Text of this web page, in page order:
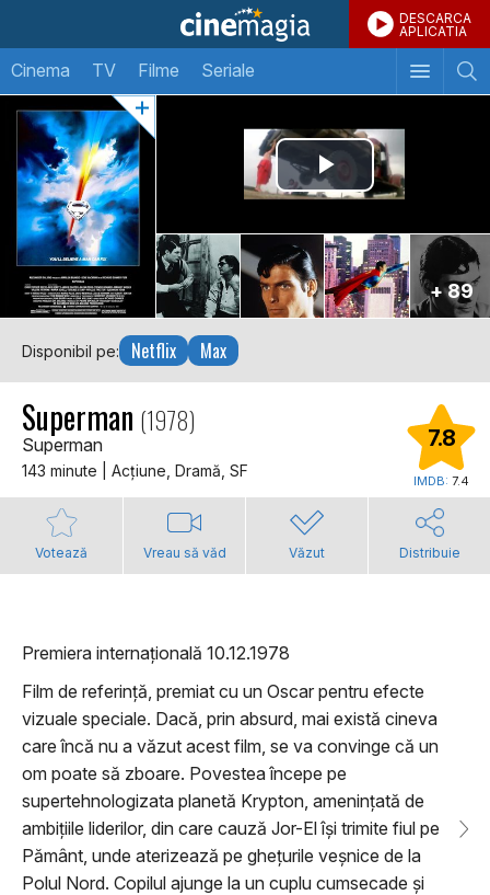
DESCARCA
APLICATIA
Cinema TV Filme Seriale
+ 89
Disponibil pe: Netflix Max
Superman (1978)
Superman
143 minute | Acţiune, Dramă, SF
7.8
IMDB: 7.4
Votează Vreau să văd Văzut Distribuie
Premiera internațională 10.12.1978
Film de referință, premiat cu un Oscar pentru efecte
vizuale speciale. Dacă, prin absurd, mai există cineva
care încă nu a văzut acest film, se va convinge că un
om poate să zboare. Povestea începe pe
supertehnologizata planetă Krypton, amenințată de
ambițiile liderilor, din care cauză Jor-El își trimite fiul pe
Pământ, unde aterizează pe ghețurile veșnice de la
Polul Nord. Copilul ajunge la un cuplu cumsecade și